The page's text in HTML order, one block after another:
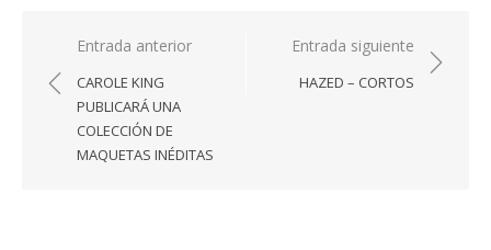
Navegación
de
entradas
Entrada anterior
CAROLE KING
PUBLICARÁ UNA
COLECCIÓN DE
MAQUETAS INÉDITAS
Entrada siguiente
HAZED – CORTOS